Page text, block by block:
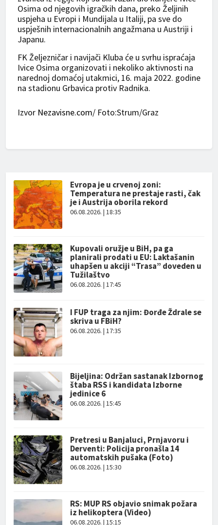
Osima od njegovih igračkih dana, preko Željinih
uspjeha u Evropi i Mundijala u Italiji, pa sve do
uspješnih internacionalnih angažmana u Austriji i
Japanu.
FK Željezničar i navijači Kluba će u svrhu ispraćaja
Ivice Osima organizovati i nekoliko aktivnosti na
narednoj domaćoj utakmici, 16. maja 2022. godine
na stadionu Grbavica protiv Radnika.
Izvor Nezavisne.com/ Foto:Strum/Graz
Evropa je u crvenoj zoni:
Temperatura ne prestaje rasti, čak
je i Austrija oborila rekord
06.08.2026. | 18:35
Kupovali oružje u BiH, pa ga
planirali prodati u EU: Laktašanin
uhapšen u akciji “Trasa” doveden u
Tužilaštvo
06.08.2026. | 17:45
I FUP traga za njim: Đorđe Ždrale se
skriva u FBiH?
06.08.2026. | 17:35
Bijeljina: Održan sastanak Izbornog
štaba RSS i kandidata Izborne
jedinice 6
06.08.2026. | 15:45
Pretresi u Banjaluci, Prnjavoru i
Derventi: Policija pronašla 14
automatskih pušaka (Foto)
06.08.2026. | 15:30
RS: MUP RS objavio snimak požara
iz helikoptera (Video)
06.08.2026. | 15:15